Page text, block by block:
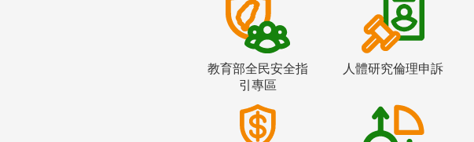
教育部全民安全指
引專區
人體研究倫理申訴